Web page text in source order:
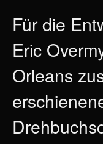
Für die
Eric
Orleans